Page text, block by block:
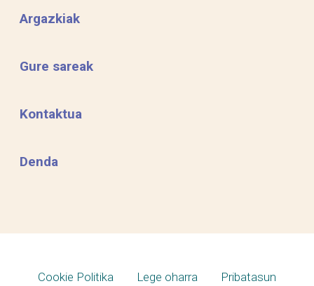
Argazkiak
Gure sareak
Kontaktua
Denda
Cookie Politika Lege oharra
Pribatasun